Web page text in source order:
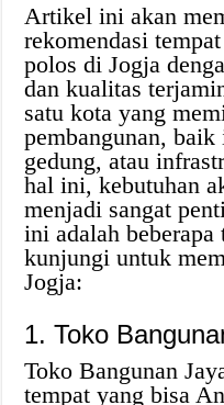
Artikel ini akan
rekomendasi
polos di Jogja
dan kualitas
satu kota yang
pembangunan,
gedung, atau
hal ini, kebutuhan
menjadi sangat
ini adalah
kunjungi untuk
Jogja:
1. Toko
Toko Bangunan
tempat yang bisa